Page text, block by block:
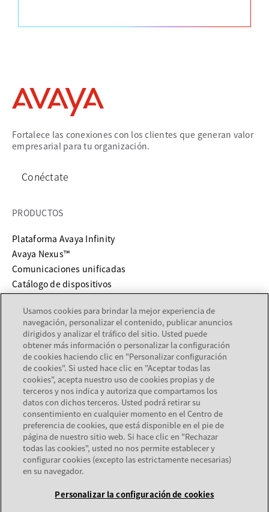
Fortalece las conexiones con los clientes que generan valor
empresarial para tu organización.
Conéctate
PRODUCTOS
Plataforma Avaya Infinity
Avaya Nexus™
Comunicaciones unificadas
Catálogo de dispositivos
SERVICIOS Y SOPORTE
Soportese abre en una pestaña nueva
Documentaciónse abre en una pestaña nueva
Servicios
Localizador de socios
EMPRESA
Acerca de Avaya
Carreras
Usamos cookies para brindar la mejor experiencia de
navegación, personalizar el contenido, publicar anuncios
dirigidos y analizar el tráfico del sitio. Usted puede
obtener más información o personalizar la configuración
de cookies haciendo clic en "Personalizar configuración
de cookies". Si usted hace clic en "Aceptar todas las
cookies", acepta nuestro uso de cookies propias y de
terceros y nos indica y autoriza que compartamos los
datos con dichos terceros. Usted podrá retirar su
consentimiento en cualquier momento en el Centro de
preferencia de cookies, que está disponible en el pie de
página de nuestro sitio web. Si hace clic en "Rechazar
todas las cookies", usted no nos permite establecer y
configurar cookies (excepto las estrictamente necesarias)
en su navegador.
Personalizar la configuración de cookies